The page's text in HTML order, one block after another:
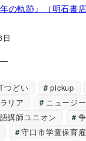
の軌跡』（明石書
つどい pickup
リア
ニュージ
講師ユニオン
守口市学童保育